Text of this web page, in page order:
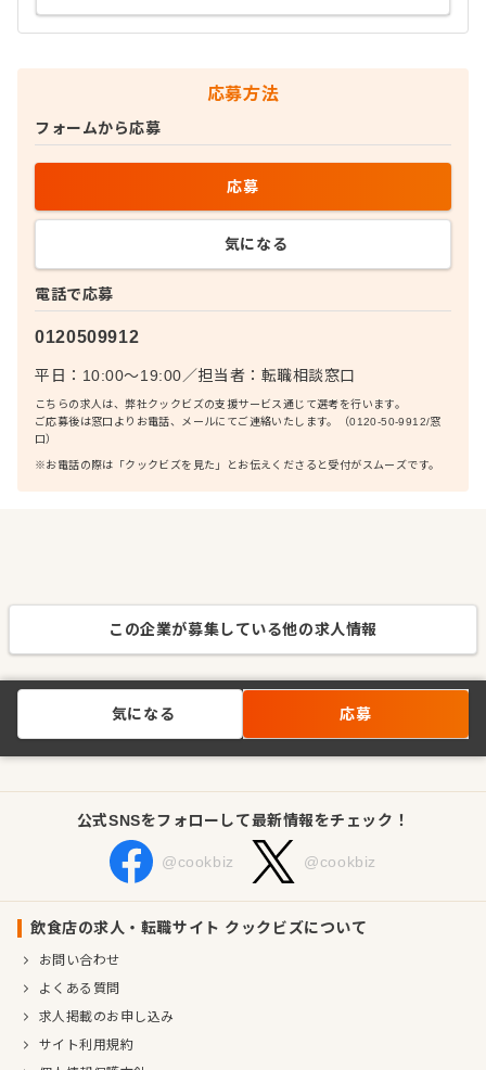
応募方法
電話で応募
0120509912
平日：10:00〜19:00／担当者： 転職相談窓口
こちらの求人は、弊社クックビズの支援サービス通じて選考を行います。
ご応募後は窓口よりお電話、メールにてご連絡いたします。（0120-50-9912/窓
口）
※お電話の際は「クックビズを見た」とお伝えくださると受付がスムーズです。
フォームから応募
応募
気になる
この企業が募集している他の求人情報
気になる 応募
公式SNSをフォローして最新情報をチェック！
@cookbiz @cookbiz
飲食店の求人・転職サイト クックビズについて
お問い合わせ
よくある質問
求人掲載のお申し込み
サイト利用規約